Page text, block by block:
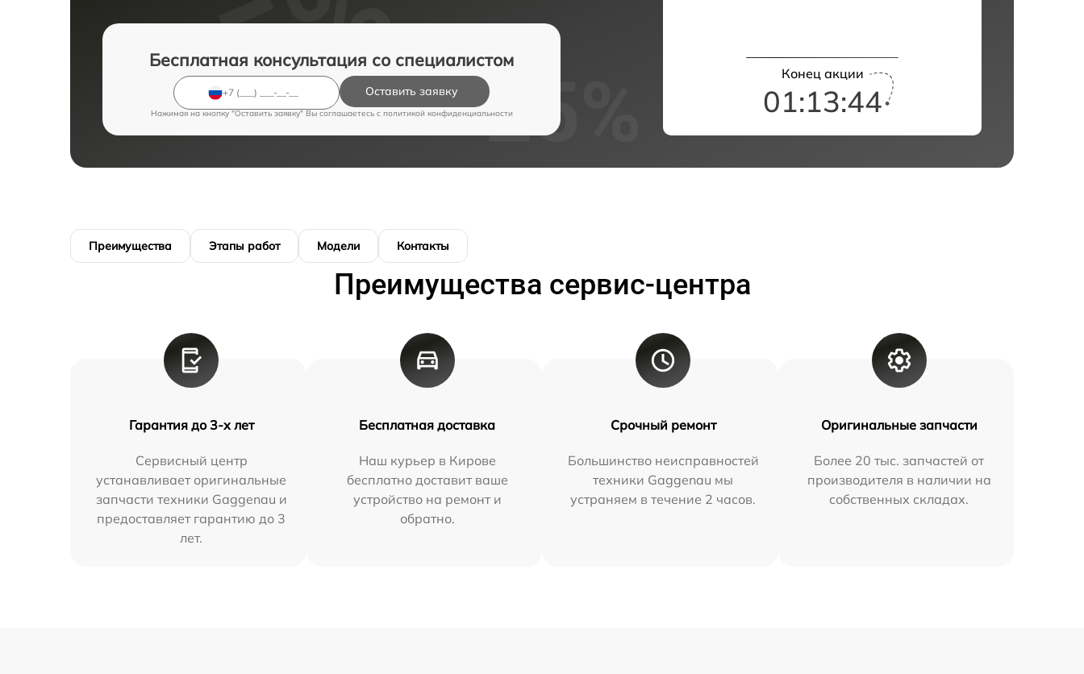
Бесплатная консультация со специалистом
Оставить заявку
Нажимая на кнопку "Оставить заявку" Вы соглашаетесь c политикой конфиденциальности
Конец акции
01:13:43
Преимущества Этапы работ Модели Контакты
Преимущества сервис-центра
Гарантия до 3-х лет
Сервисный центр
устанавливает оригинальные
запчасти техники Gaggenau и
предоставляет гарантию до 3
лет.
Бесплатная доставка
Наш курьер в Кирове
бесплатно доставит ваше
устройство на ремонт и
обратно.
Срочный ремонт
Большинство неисправностей
техники Gaggenau мы
устраняем в течение 2 часов.
Оригинальные запчасти
Более 20 тыс. запчастей от
производителя в наличии на
собственных складах.